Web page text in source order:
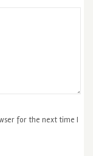
for the next time I